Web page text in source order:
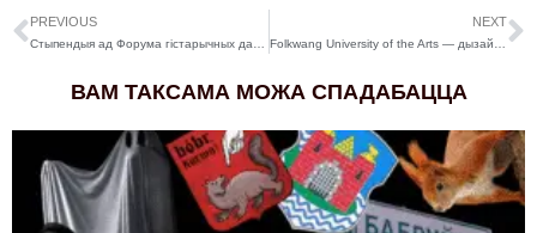
PREVIOUS NEXT
ВАМ ТАКСАМА МОЖА СПАДАБАЦЦА